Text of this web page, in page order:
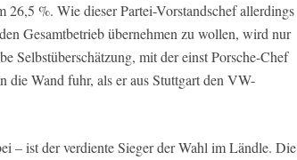
26,5 %. Wie dieser Partei-Vorstandschef allerdings
Gesamtbetrieb übernehmen zu wollen, wird nur
Selbstüberschätzung, mit der einst Porsche-Chef
die Wand fuhr, als er aus Stuttgart den VW-
– ist der verdiente Sieger der Wahl im Ländle. Die